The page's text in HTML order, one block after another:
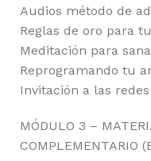
Audios método de
Reglas de oro para
Meditación para
Reprogramando tu
Invitación a las
MÓDULO 3 –
COMPLEMENTARIO